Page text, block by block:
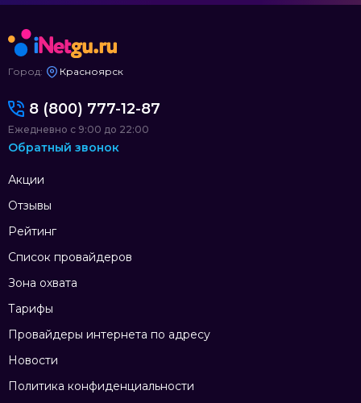
Город: Красноярск
Акции
Отзывы
Рейтинг
Список провайдеров
Зона охвата
Тарифы
Провайдеры интернета по адресу
Новости
Политика конфиденциальности
8 (800) 777-12-87
Ежедневно с 9:00 до 22:00
Обратный звонок